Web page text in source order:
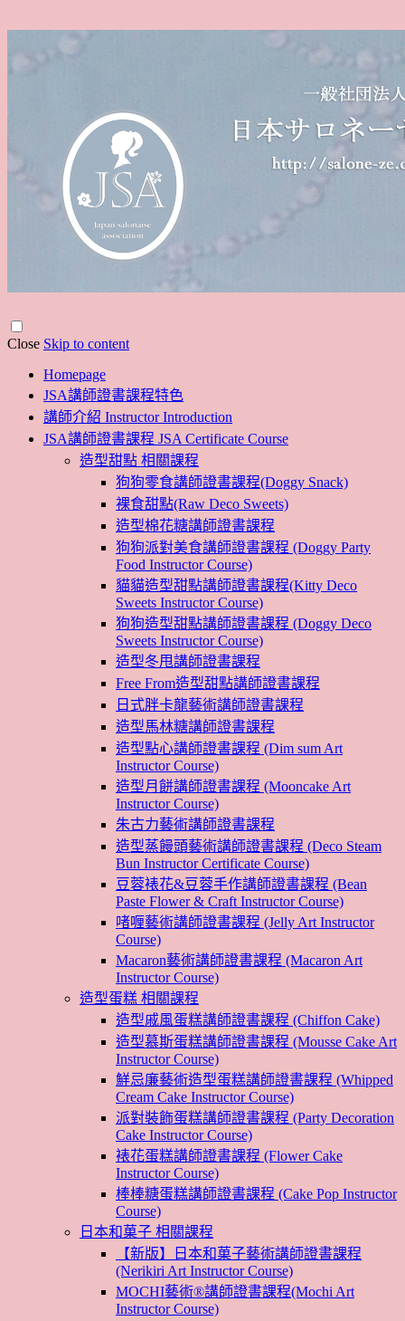
Close Skip to content
Homepage
JSA講師證書課程特色
講師介紹 Instructor Introduction
JSA講師證書課程 JSA Certificate Course
造型甜點 相關課程
狗狗零食講師證書課程(Doggy Snack)
裸食甜點(Raw Deco Sweets)
造型棉花糖講師證書課程
狗狗派對美食講師證書課程 (Doggy Party
Food Instructor Course)
貓貓造型甜點講師證書課程(Kitty Deco
Sweets Instructor Course)
狗狗造型甜點講師證書課程 (Doggy Deco
Sweets Instructor Course)
造型冬甩講師證書課程
Free From造型甜點講師證書課程
日式胖卡龍藝術講師證書課程
造型馬林糖講師證書課程
造型點心講師證書課程 (Dim sum Art
Instructor Course)
造型月餅講師證書課程 (Mooncake Art
Instructor Course)
朱古力藝術講師證書課程
造型蒸饅頭藝術講師證書課程 (Deco Steam
Bun Instructor Certificate Course)
豆蓉裱花&豆蓉手作講師證書課程 (Bean
Paste Flower & Craft Instructor Course)
啫喱藝術講師證書課程 (Jelly Art Instructor
Course)
Macaron藝術講師證書課程 (Macaron Art
Instructor Course)
造型蛋糕 相關課程
造型戚風蛋糕講師證書課程 (Chiffon Cake)
造型慕斯蛋糕講師證書課程 (Mousse Cake Art
Instructor Course)
鮮忌廉藝術造型蛋糕講師證書課程 (Whipped
Cream Cake Instructor Course)
派對裝飾蛋糕講師證書課程 (Party Decoration
Cake Instructor Course)
裱花蛋糕講師證書課程 (Flower Cake
Instructor Course)
棒棒糖蛋糕講師證書課程 (Cake Pop Instructor
Course)
日本和菓子 相關課程
【新版】日本和菓子藝術講師證書課程
(Nerikiri Art Instructor Course)
MOCHI藝術®講師證書課程(Mochi Art
Instructor Course)